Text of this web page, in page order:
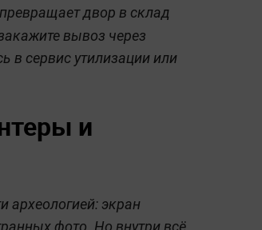
двор в склад
вывоз через
в сервис утилизации или
и
археологией: экран